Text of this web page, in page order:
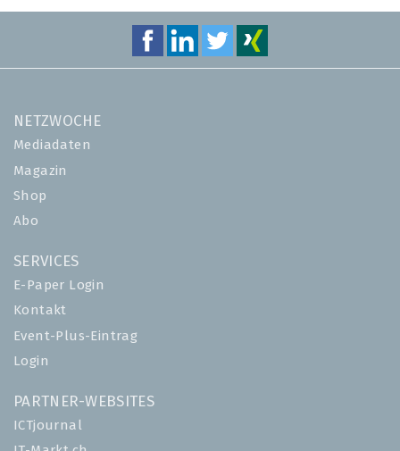
NETZWOCHE
Mediadaten
Magazin
Shop
Abo
SERVICES
E-Paper Login
Kontakt
Event-Plus-Eintrag
Login
PARTNER-WEBSITES
ICTjournal